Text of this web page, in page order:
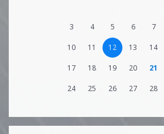
3 4 5 6 7
10 11 12 13 14
17 18 19 20 21
24 25 26 27 28